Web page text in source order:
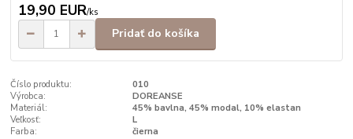
19,90 EUR/ks
Pridať do košíka
Číslo produktu:
010
Výrobca:
DOREANSE
Materiál:
45% bavlna, 45% modal, 10% elastan
Veľkosť:
L
Farba:
čierna